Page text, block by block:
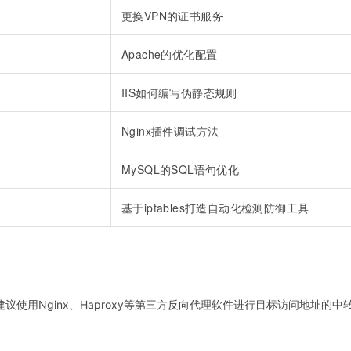
更换VPN的证书服务
Apache的优化配置
IIS如何编写伪静态规则
Nginx插件调试方法
MySQL的SQL语句优化
基于iptables打造自动化检测防御工具
使用Nginx、Haproxy等第三方反向代理软件进行目标访问地址的中